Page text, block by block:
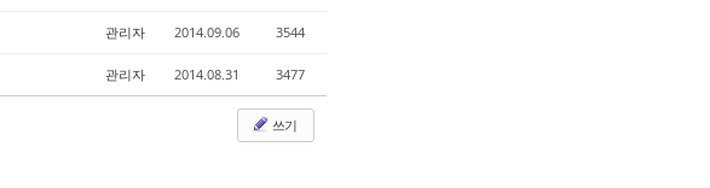
관리자 2014.09.06 3544
관리자 2014.08.31 3477
쓰기